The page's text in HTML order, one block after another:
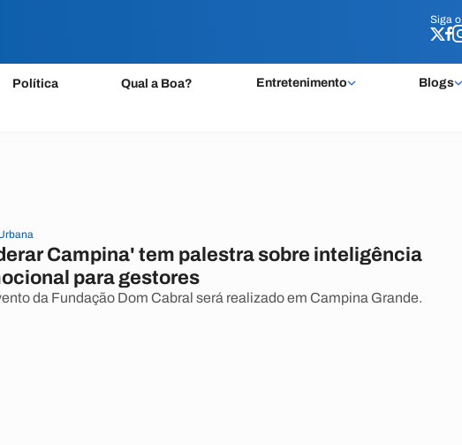
Siga o
Política Qual a Boa? Entretenimento Blogs
Siga o
Campina' tem palestra sobre inteligência
para gestores
da Fundação Dom Cabral será realizado em Campina Grande.